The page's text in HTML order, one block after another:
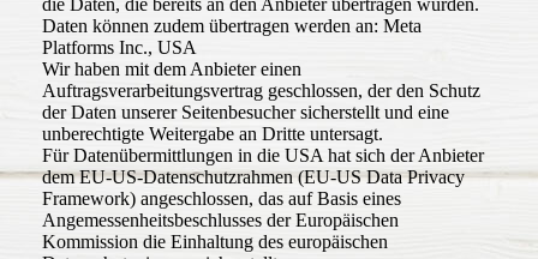
die Daten, die bereits an den Anbieter übertragen wurden.
Daten können zudem übertragen werden an: Meta
Platforms Inc., USA
Wir haben mit dem Anbieter einen
Auftragsverarbeitungsvertrag geschlossen, der den Schutz
der Daten unserer Seitenbesucher sicherstellt und eine
unberechtigte Weitergabe an Dritte untersagt.
Für Datenübermittlungen in die USA hat sich der Anbieter
dem EU-US-Datenschutzrahmen (EU-US Data Privacy
Framework) angeschlossen, das auf Basis eines
Angemessenheitsbeschlusses der Europäischen
Kommission die Einhaltung des europäischen